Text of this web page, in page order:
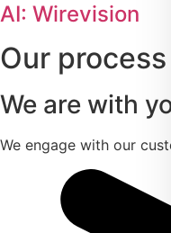
AI: Wirevision
Our process
We are with
We engage with our